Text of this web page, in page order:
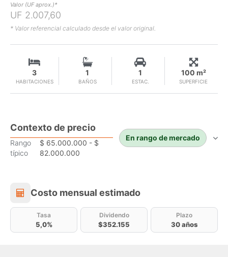
Valor (UF aprox.)*
UF 2.007,60
* Valor referencial calculado desde el valor original.
HABITACIONES
3
BAÑOS
1
ESTAC.
1
SUPERFICIE
100 m²
Contexto de precio
Rango
típico
$ 65.000.000 - $
82.000.000
En rango de mercado
Costo mensual estimado
Costo mensual estimado
Tasa
5,0%
Dividendo
$352.155
Plazo
30 años